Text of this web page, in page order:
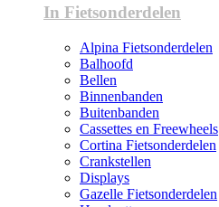
In Fietsonderdelen
Alpina Fietsonderdelen
Balhoofd
Bellen
Binnenbanden
Buitenbanden
Cassettes en Freewheels
Cortina Fietsonderdelen
Crankstellen
Displays
Gazelle Fietsonderdelen